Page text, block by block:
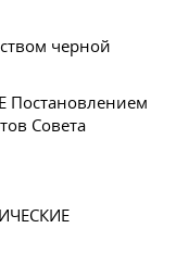
черной
Совета